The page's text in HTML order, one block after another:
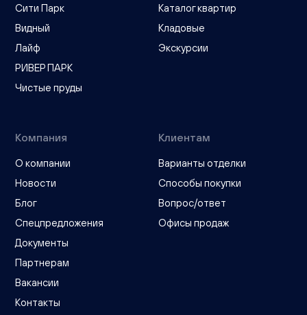
Сити Парк
Видный
Лайф
РИВЕР ПАРК
Чистые пруды
Каталог квартир
Кладовые
Экскурсии
Компания
О компании
Новости
Блог
Спецпредложения
Документы
Партнерам
Вакансии
Контакты
Клиентам
Варианты отделки
Способы покупки
Вопрос/ответ
Офисы продаж